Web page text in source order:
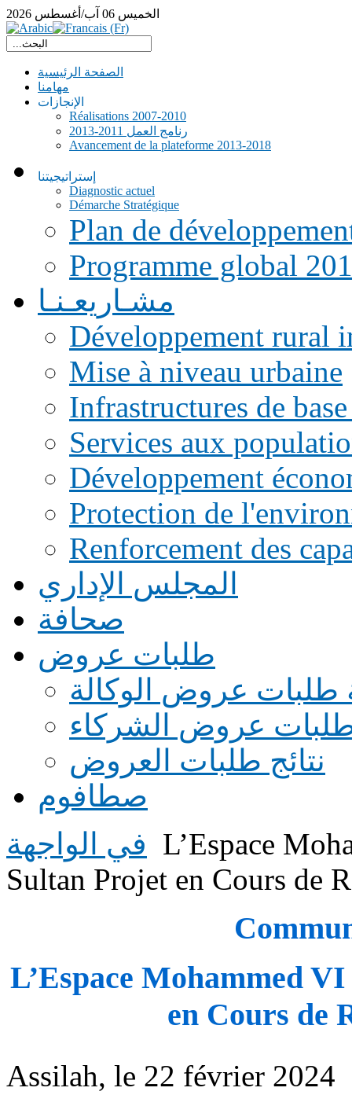
الخميس 06 آب/أغسطس 2026
الصفحة الرئيسية
مهامنا
الإنجازات
Réalisations 2007-2010
رنامج العمل 2011-2013
Avancement de la plateforme 2013-2018
إستراتيجيتنا
Diagnostic actuel
Démarche Stratégique
Plan de
Programme global
مشـاريعـنـا
Développement rural
Mise à niveau urbaine
Infrastructures de
Services aux
Développement
Protection de
Renforcement des
المجلس الإداري
صحافة
طلبات عروض
طلبات عروض الوكالة
طلبات عروض الشركاء
نتائج طلبات العروض
صطافوم
في الواجهة L’Espace
Sultan Projet en Cours de
L’Espace Mohammed
en Cours de
Assilah, le 22 février 2024